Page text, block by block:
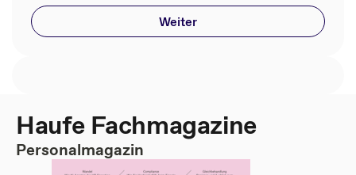
Weiter
Haufe Fachmagazine
Personalmagazin